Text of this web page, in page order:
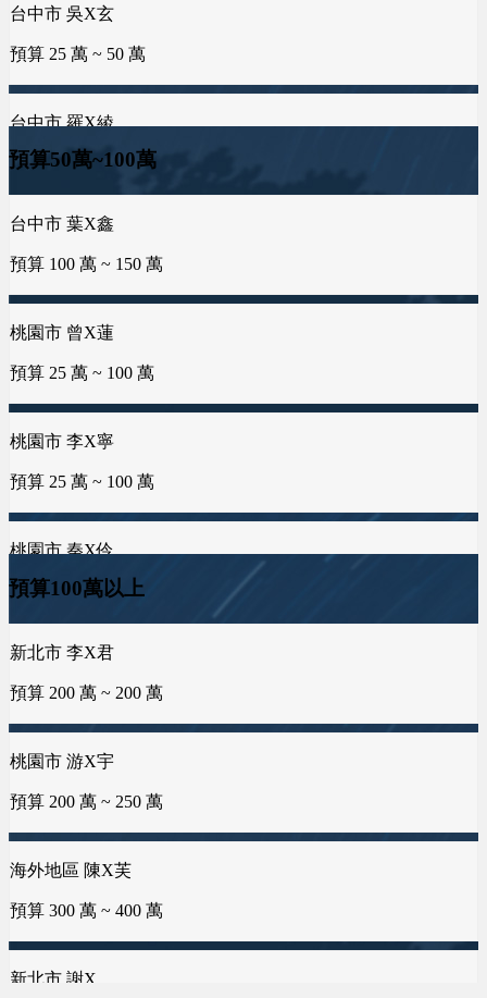
台南市 郭X洺
預算 25 萬 ~ 100 萬
桃園市 謝X孝
預算 25 萬 ~ 100 萬
金門縣 許X浚
預算 25 萬 ~ 100 萬
台中市 葉X鑫
預算 100 萬 ~ 150 萬
台中市 李X靜
桃園市 黃X祥
預算 100 萬 ~ 200 萬
預算 100 萬 ~ 250 萬
預算 150 萬 ~ 300 萬
預算 25 萬 ~ 300 萬
預算 25 萬 ~ 200 萬
預算 100 萬 ~ 200 萬
預算 200 萬 ~ 200 萬
台中市 羅X綾
預算 25 萬 ~ 50 萬
台南市 邱X羚
預算 25 萬 ~ 50 萬
新竹市 曾X莀
預算 25 萬 ~ 50 萬
新北市 許X鈞
預算 25 萬 ~ 50 萬
新北市 譚X生
預算 25 萬 ~ 50 萬
雲林縣 林X姐
預算 25 萬 ~ 50 萬
新北市 黃X姐
預算 25 萬 ~ 50 萬
台南市 曾X靖
預算 25 萬 ~ 50 萬
台中市 李X毓
預算 50 萬 ~ 50 萬
預算50萬~100萬
桃園市 曾X蓮
預算 25 萬 ~ 100 萬
桃園市 李X寧
預算 25 萬 ~ 100 萬
桃園市 秦X伶
預算 75 萬 ~ 100 萬
海外地區 MXo
預算 25 萬 ~ 100 萬
屏東縣 潘X瑜
預算 100 萬 ~ 150 萬
新竹市 侯X姐
預算 100 萬 ~ 150 萬
台南市 曾X芸
預算 100 萬 ~ 150 萬
桃園市 黄X姐
預算100萬以上
桃園市 游X宇
預算 200 萬 ~ 250 萬
海外地區 陳X芙
預算 300 萬 ~ 400 萬
新北市 謝X
預算 150 萬 ~ 250 萬
新竹縣 林X峨